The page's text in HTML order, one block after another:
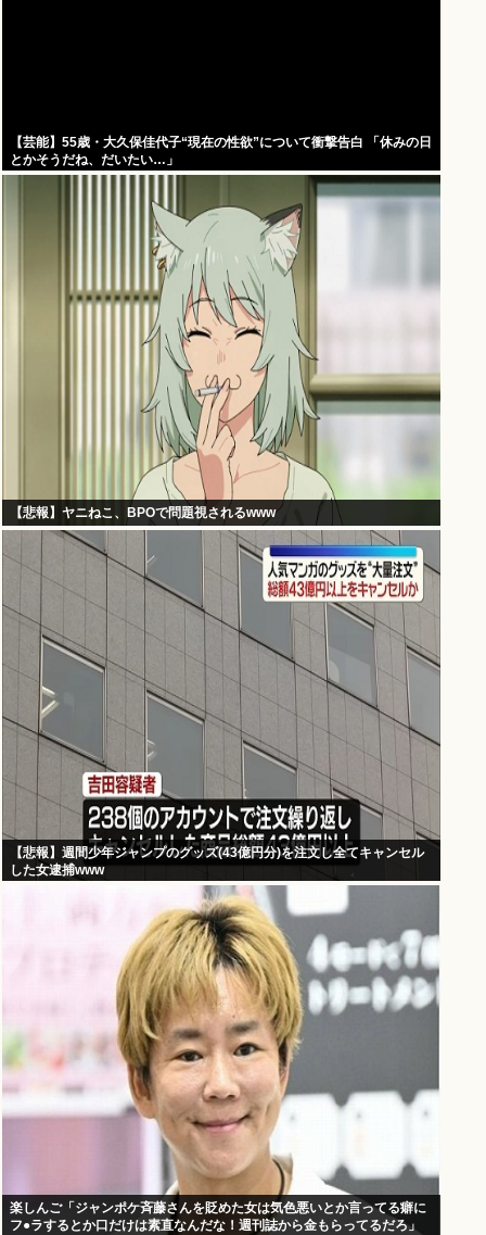
【芸能】55歳・大久保佳代子“現在の性欲”について衝撃告白 「休みの日
とかそうだね、だいたい…」
【悲報】ヤニねこ、BPOで問題視されるwww
【悲報】週間少年ジャンプのグッズ(43億円分)を注文し全てキャンセル
した女逮捕www
楽しんご「ジャンポケ斉藤さんを貶めた女は気色悪いとか言ってる癖に
フ●ラするとか口だけは素直なんだな！週刊誌から金もらってるだろ」